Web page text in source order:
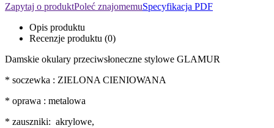
Zapytaj o produktPoleć znajomemuSpecyfikacja PDF
Opis produktu
Recenzje produktu (0)
Damskie okulary przeciwsłoneczne stylowe GLAMUR
* soczewka : ZIELONA CIENIOWANA
* oprawa : metalowa
* zauszniki: akrylowe,